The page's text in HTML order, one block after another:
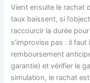
Vient ensuite le rachat
taux baissent, si
raccourcir la durée
s’improvise pas : il
remboursement
garantie) et vérifier le
simulation, le rachat